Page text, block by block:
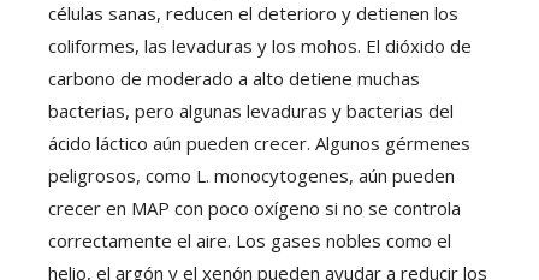
células sanas, reducen el deterioro y detienen los
coliformes, las levaduras y los mohos. El dióxido de
carbono de moderado a alto detiene muchas
bacterias, pero algunas levaduras y bacterias del
ácido láctico aún pueden crecer. Algunos gérmenes
peligrosos, como L. monocytogenes, aún pueden
crecer en MAP con poco oxígeno si no se controla
correctamente el aire. Los gases nobles como el
helio, el argón y el xenón pueden ayudar a reducir los